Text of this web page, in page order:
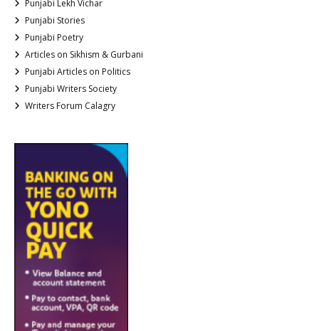
Punjabi Lekh Vichar
Punjabi Stories
Punjabi Poetry
Articles on Sikhism & Gurbani
Punjabi Articles on Politics
Punjabi Writers Society
Writers Forum Calagry